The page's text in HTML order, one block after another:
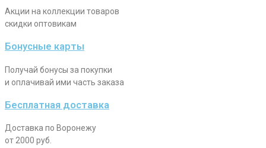
Акции на коллекции товаров
скидки оптовикам
Бонусные карты
Получай бонусы за покупки
и оплачивай ими часть заказа
Бесплатная доставка
Доставка по Воронежу
от 2000 руб.